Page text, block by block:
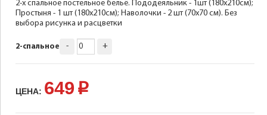
2-х спальное постельное бельё. Пододеяльник - 1шт (180х210см);
Простыня - 1 шт (180х210см); Наволочки - 2 шт (70х70 см). Без
выбора рисунка и расцветки
2-спальное - +
ЦЕНА: 649 p